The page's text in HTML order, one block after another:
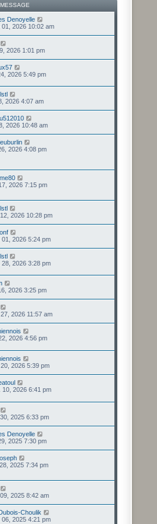
Denoyelle
2026 10:02 am
2026 1:01 pm
2026 5:49 pm
2026 4:07 am
2026 10:48 am
2026 4:08 pm
2026 7:15 pm
2026 10:28 pm
2026 5:24 pm
2026 3:28 pm
2026 3:25 pm
2026 11:57 am
2026 4:56 pm
2026 5:39 pm
10, 2026 6:41 pm
2025 6:33 pm
Denoyelle
2025 7:30 pm
2025 7:34 pm
2025 8:42 am
Choulik
2025 4:21 pm